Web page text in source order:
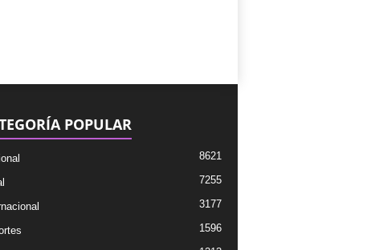
POPULAR
8621
7255
3177
1596